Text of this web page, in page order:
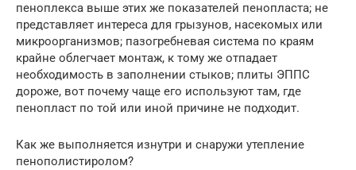
пеноплекса выше этих же показателей пенопласта; не
представляет интереса для грызунов, насекомых или
микроорганизмов; пазогребневая система по краям
крайне облегчает монтаж, к тому же отпадает
необходимость в заполнении стыков; плиты ЭППС
дороже, вот почему чаще его используют там, где
пенопласт по той или иной причине не подходит.
Как же выполняется изнутри и снаружи утепление
пенополистиролом?